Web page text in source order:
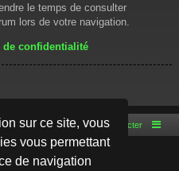
sur ce site, vous
vous permettant
de navigation
le temps de consulter
lors de votre navigation.
confidentialité
Nous contacter
Software © phpBB Limited